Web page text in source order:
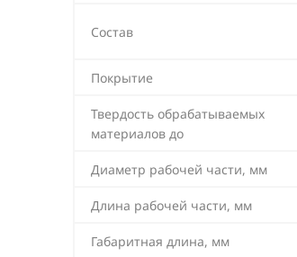
Состав
Покрытие
Твердость обрабатываемых
материалов до
Диаметр рабочей части, мм
Длина рабочей части, мм
Габаритная длина, мм